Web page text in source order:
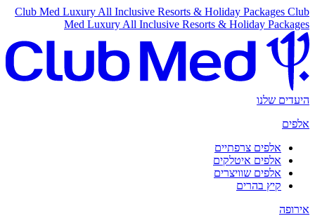
Club Med Luxury All Inclusive Resorts & Holiday Packages Club
Med Luxury All Inclusive Resorts & Holiday Packages
היעדים שלנו
אלפים
אלפים צרפתיים
אלפים איטלקים
אלפים שוויצרים
קיץ בהרים
אירופה